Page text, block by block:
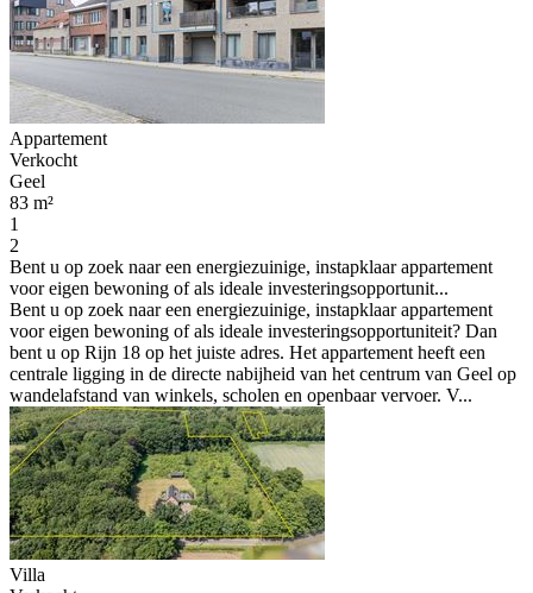
Appartement
Verkocht
Geel
83 m²
1
2
Bent u op zoek naar een energiezuinige, instapklaar appartement
voor eigen bewoning of als ideale investeringsopportunit...
Bent u op zoek naar een energiezuinige, instapklaar appartement
voor eigen bewoning of als ideale investeringsopportuniteit? Dan
bent u op Rijn 18 op het juiste adres. Het appartement heeft een
centrale ligging in de directe nabijheid van het centrum van Geel op
wandelafstand van winkels, scholen en openbaar vervoer. V...
Villa